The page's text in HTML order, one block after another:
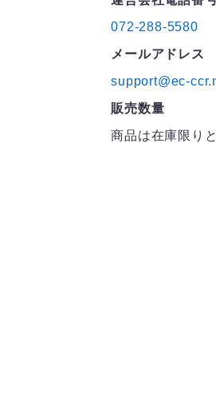
072-288-5580
メールアドレス
support@ec-
販売数量
商品は在庫限り